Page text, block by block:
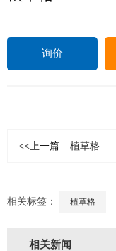
询价
<<上一篇 植草格
相关标签： 植草格
相关新闻